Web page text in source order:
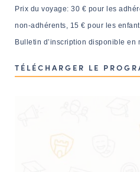
Prix du voyage: 30 € pour les
non-adhérents, 15 € pour les
Bulletin d’inscription disponible en
TÉLÉCHARGER LE